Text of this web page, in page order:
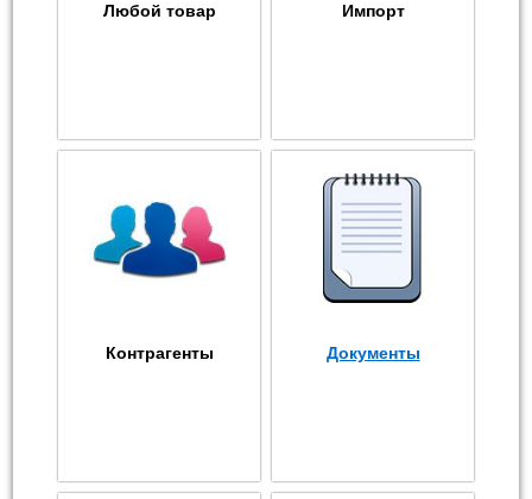
Любой товар Импорт
Контрагенты Документы